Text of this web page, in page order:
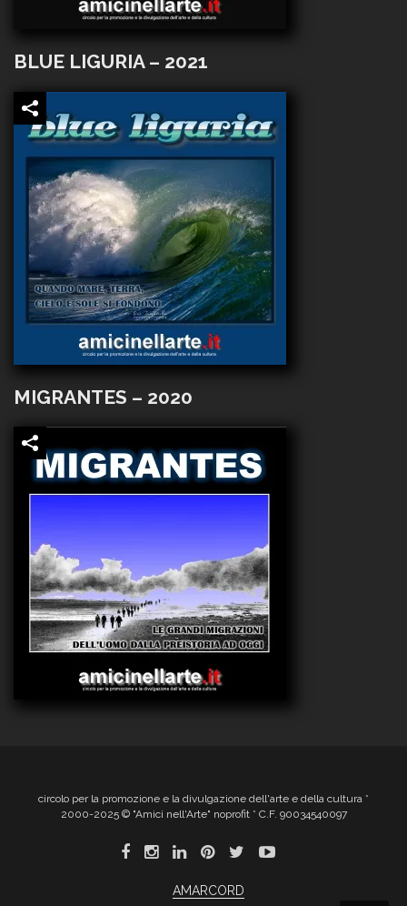
BLUE LIGURIA – 2021
MIGRANTES – 2020
circolo per la promozione e la divulgazione dell'arte e della cultura *
2000-2025 © "Amici nell'Arte" noprofit * C.F. 90034540097
AMARCORD